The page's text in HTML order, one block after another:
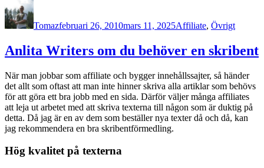
Författare
Tomazfebruari 26, 2010mars 11, 2025Affiliate, Övrigt
Anlita Writers om du behöver en skribent
När man jobbar som affiliate och bygger innehållssajter, så händer
det allt som oftast att man inte hinner skriva alla artiklar som behövs
för att göra ett bra jobb med en sida. Därför väljer många affiliates
att leja ut arbetet med att skriva texterna till någon som är duktig på
detta. Då jag är en av dem som beställer nya texter då och då, kan
jag rekommendera en bra skribentförmedling.
Hög kvalitet på texterna